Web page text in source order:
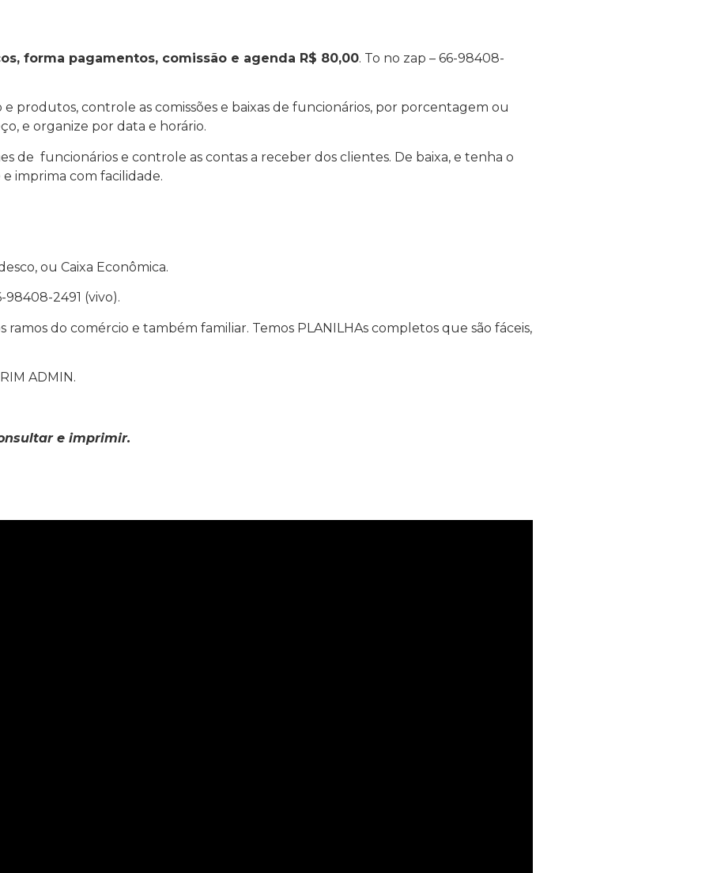
forma pagamentos, comissão e agenda R$ 80,00. To no zap – 66-98408-
produtos, controle as comissões e baixas de funcionários, por porcentagem ou
e organize por data e horário.
de funcionários e controle as contas a receber dos clientes. De baixa, e tenha o
imprima com facilidade.
ou Caixa Econômica.
2491 (vivo).
do comércio e também familiar. Temos PLANILHAs completos que são fáceis,
ADMIN.
e imprimir.